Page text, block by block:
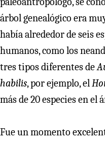
árbol genealógico era
había alrededor de seis
humanos, como los
tres tipos diferentes de
habilis, por ejemplo, el
más de 20 especies en el
Fue un momento